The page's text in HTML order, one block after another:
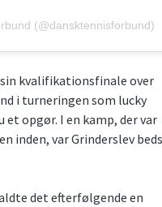
(@dansktennisforbund)
kvalifikationsfinale over
i turneringen som lucky
opgør. I en kamp, der var
inden, var Grinderslev
det efterfølgende en